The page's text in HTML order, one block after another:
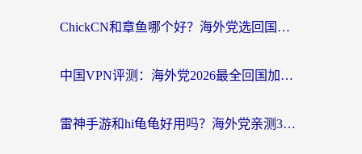
ChickCN和章鱼哪个好？海外党选回国加速器的3个关键维度 + 实用避坑指南
中国VPN评测：海外党2026最全回国加速器选择指南，告别地区限制不踩坑
雷神手游和hi龟龟好用吗？海外党亲测3款回国加速器，教你选对国外到国内加速器